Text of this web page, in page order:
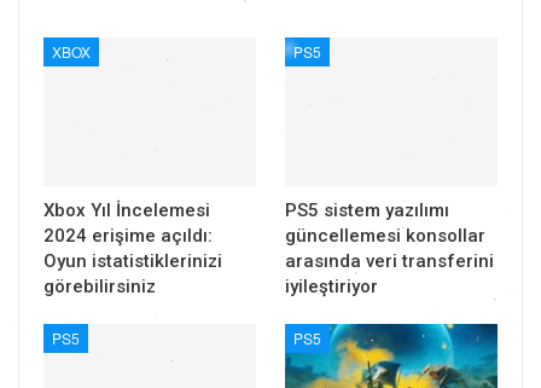
XBOX
Xbox Yıl İncelemesi
2024 erişime açıldı:
Oyun istatistiklerinizi
görebilirsiniz
PS5
PS5 sistem yazılımı
güncellemesi konsollar
arasında veri transferini
iyileştiriyor
PS5 PS5